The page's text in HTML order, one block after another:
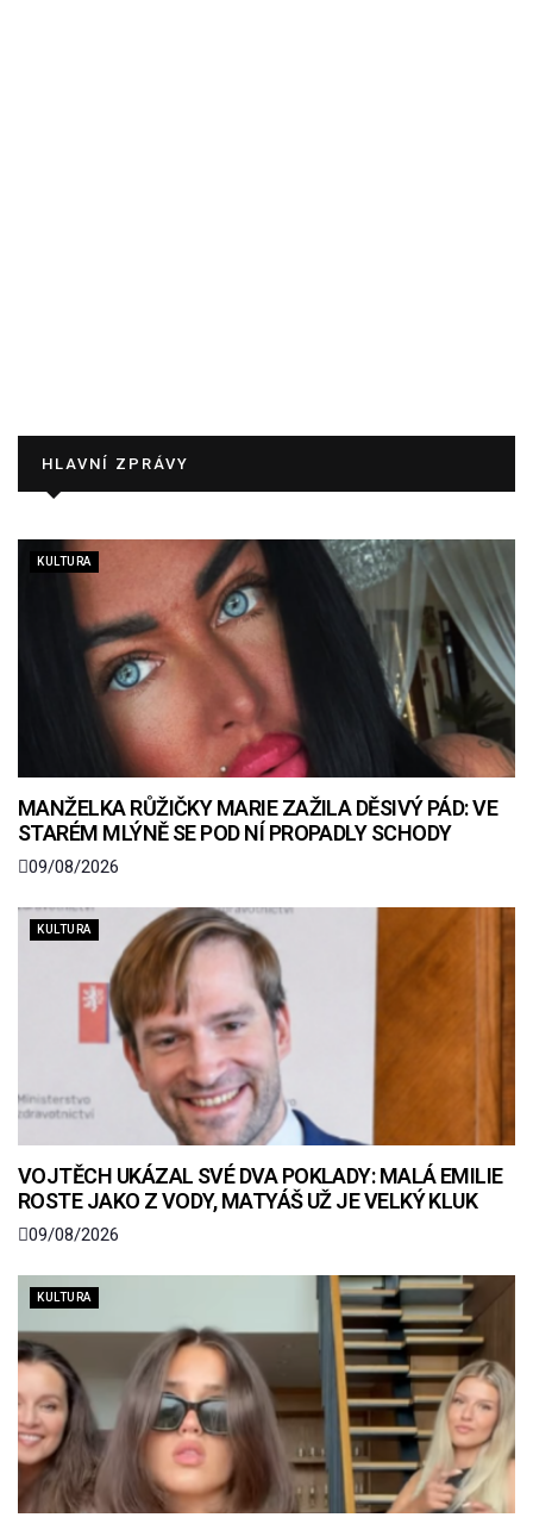
HLAVNÍ ZPRÁVY
KULTURA
MANŽELKA RŮŽIČKY MARIE ZAŽILA DĚSIVÝ PÁD: VE
STARÉM MLÝNĚ SE POD NÍ PROPADLY SCHODY
09/08/2026
KULTURA
VOJTĚCH UKÁZAL SVÉ DVA POKLADY: MALÁ EMILIE
ROSTE JAKO Z VODY, MATYÁŠ UŽ JE VELKÝ KLUK
09/08/2026
KULTURA